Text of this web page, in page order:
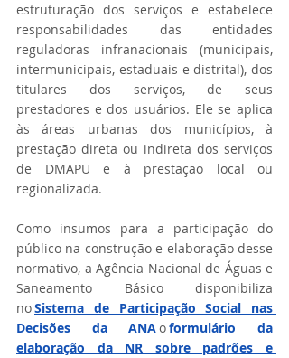
estruturação dos serviços e estabelece
responsabilidades das entidades
reguladoras infranacionais (municipais,
intermunicipais, estaduais e distrital), dos
titulares dos serviços, de seus
prestadores e dos usuários. Ele se aplica
às áreas urbanas dos municípios, à
prestação direta ou indireta dos serviços
de DMAPU e à prestação local ou
regionalizada.
Como insumos para a participação do
público na construção e elaboração desse
normativo, a Agência Nacional de Águas e
Saneamento Básico disponibiliza
no Sistema de Participação Social nas
Decisões da ANA o formulário da
elaboração da NR sobre padrões e